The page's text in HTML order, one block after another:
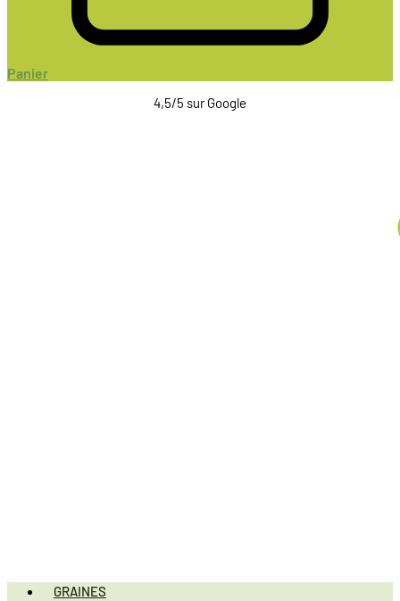
Panier
4,5/5 sur Google
GRAINES